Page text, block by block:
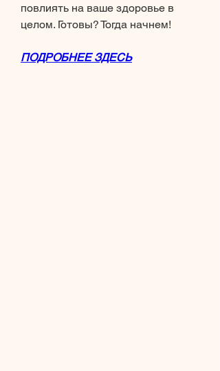
повлиять на ваше здоровье в
целом. Готовы? Тогда начнем!
ПОДРОБНЕЕ ЗДЕСЬ